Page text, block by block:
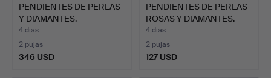
PENDIENTES DE PERLAS
Y DIAMANTES.
4 días
2 pujas
346 USD
PENDIENTES DE PERLAS
ROSAS Y DIAMANTES.
4 días
2 pujas
127 USD